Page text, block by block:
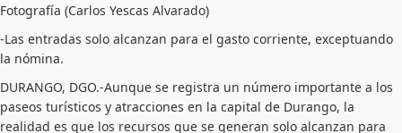
Fotografía (Carlos Yescas Alvarado)
-Las entradas solo alcanzan para el gasto corriente, exceptuando
la nómina.
DURANGO, DGO.-Aunque se registra un número importante a los
paseos turísticos y atracciones en la capital de Durango, la
realidad es que los recursos que se generan solo alcanzan para